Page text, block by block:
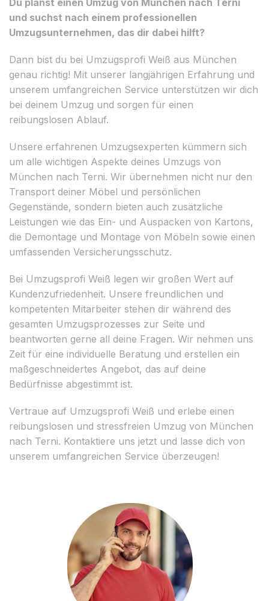
und suchst nach einem professionellen
Umzugsunternehmen, das dir dabei hilft?
Dann bist du bei Umzugsprofi Weiß aus München
genau richtig! Mit unserer langjährigen Erfahrung und
unserem umfangreichen Service unterstützen wir dich
bei deinem Umzug und sorgen für einen
reibungslosen Ablauf.
Unsere erfahrenen Umzugsexperten kümmern sich
um alle wichtigen Aspekte deines Umzugs von
München nach Terni. Wir übernehmen nicht nur den
Transport deiner Möbel und persönlichen
Gegenstände, sondern bieten auch zusätzliche
Leistungen wie das Ein- und Auspacken von Kartons,
die Demontage und Montage von Möbeln sowie einen
umfassenden Versicherungsschutz.
Bei Umzugsprofi Weiß legen wir großen Wert auf
Kundenzufriedenheit. Unsere freundlichen und
kompetenten Mitarbeiter stehen dir während des
gesamten Umzugsprozesses zur Seite und
beantworten gerne all deine Fragen. Wir nehmen uns
Zeit für eine individuelle Beratung und erstellen ein
maßgeschneidertes Angebot, das auf deine
Bedürfnisse abgestimmt ist.
Vertraue auf Umzugsprofi Weiß und erlebe einen
reibungslosen und stressfreien Umzug von München
nach Terni. Kontaktiere uns jetzt und lasse dich von
unserem umfangreichen Service überzeugen!